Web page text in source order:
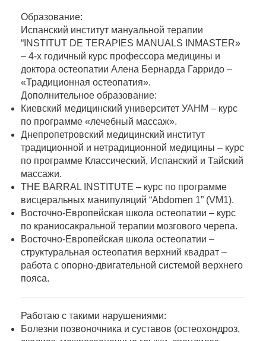
Образование:
Испанский институт мануальной терапии
“INSTITUT DE TERAPIES MANUALS INMASTER»
– 4-х годичный курс профессора медицины и
доктора остеопатии Алена Бернарда Гарридо –
«Традиционная остеопатия».
Дополнительное образование:
Киевский медицинский университет УАНМ – курс
по программе «лечебный массаж».
Днепропетровский медицинский институт
традиционной и нетрадиционной медицины – курс
по программе Классический, Испанский и Тайский
массажи.
THE BARRAL INSTITUTE – курс по программе
висцеральных манипуляций “Abdomen 1” (VM1).
Восточно-Европейская школа остеопатии – курс
по краниосакральной терапии мозгового черепа.
Восточно-Европейская школа остеопатии –
структуральная остеопатия верхний квадрат –
работа с опорно-двигательной системой верхнего
пояса.
Работаю с такими нарушениями:
Болезни позвоночника и суставов (остеохондроз,